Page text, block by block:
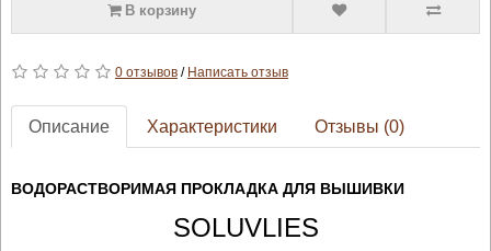
В корзину
0 отзывов/ Написать отзыв
Описание Характеристики Отзывы (0)
ВОДОРАСТВОРИМАЯ ПРОКЛАДКА ДЛЯ ВЫШИВКИ
SOLUVLIES